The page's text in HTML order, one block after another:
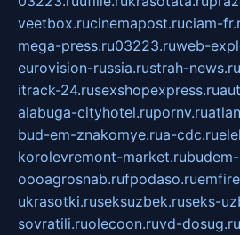
veetbox.rucinemapost.ruciam-
mega-press.ru03223.ruweb-
eurovision-russia.rustrah-news.ru
itrack-24.rusexshopexpress.ru
alabuga-cityhotel.rupornv.ru
bud-em-znakomye.rua-cdc.ru
korolevremont-market.ru
oooagrosnab.rufpodaso.ru
ukrasotki.ruseksuzbek.ruseks-
sovratili.ruolecoon.ruvd-dosug.ru